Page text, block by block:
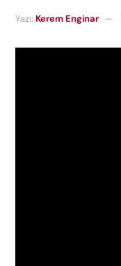
Yazı: Kerem Enginar